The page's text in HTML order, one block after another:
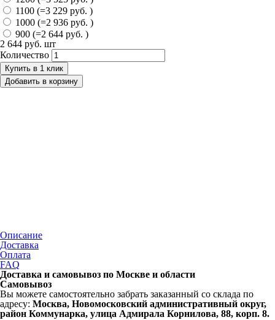
1100 (=3 229 руб. )
1000 (=2 936 руб. )
900 (=2 644 руб. )
2 644 руб. шт
Количество
Купить в 1 клик
Добавить в корзину
Описание
Доставка
Оплата
FAQ
Доставка и самовывоз по Москве и области
Самовывоз
Вы можете самостоятельно забрать заказанный со склада по
адресу: Москва, Новомосковский административный округ,
район Коммунарка, улица Адмирала Корнилова, 88, корп. 8.